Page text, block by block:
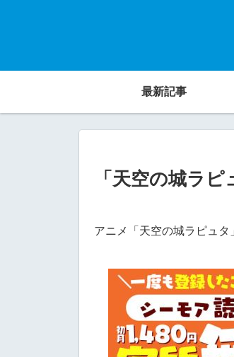
最新記事
「天空の城ラ
アニメ「天空の城ラピュタ